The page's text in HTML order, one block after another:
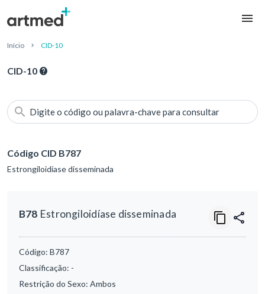
Início CID-10
CID-10
Digite o código ou palavra-chave para consultar
Código CID B787
Estrongiloidíase disseminada
B78 Estrongiloidíase disseminada
Código: B787
Classificação: -
Restrição do Sexo: Ambos